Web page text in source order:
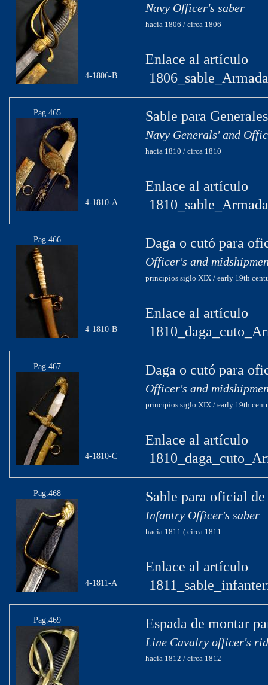
4-1806-B
Navy Officer's saber
hacia 1806 / circa 1806
Enlace al artículo
Pag.465
4-1810-A
Sable para
Navy Generals' and
hacia 1810 / circa 1810
Enlace al artículo
Pag.466
4-1810-B
Daga o cutó para
Officer's and
principios siglo XIX / early 19th
Enlace al artículo
Pag.467
4-1810-C
Daga o cutó para
Officer's and
principios siglo XIX / early 19th
Enlace al artículo
Pag.468
4-1811-A
Sable para oficial
Infantry Officer's saber
hacia 1811 ( circa 1811
Enlace al artículo
Pag.469 Espada de montar
Line Cavalry officer's
hacia 1812 / circa 1812